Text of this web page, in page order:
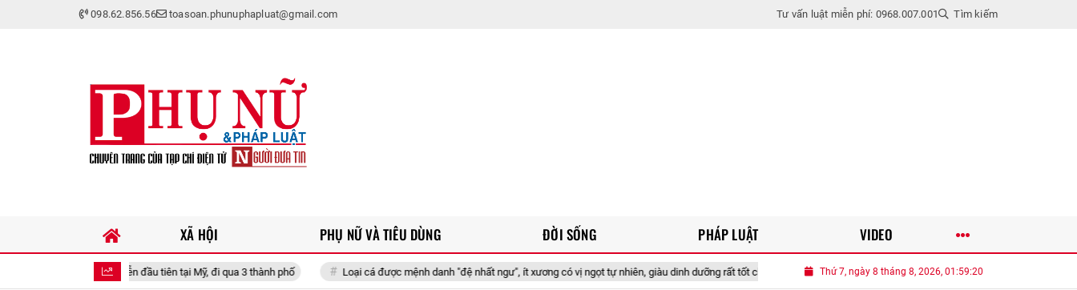
098.62.856.56 toasoan.phunuphapluat@gmail.com Tư vấn luật miễn phí: 0968.007.001 Tìm kiếm
bố tour diễn đầu tiên tại Mỹ, đi qua 3 thành phố Loại cá được mệnh danh "đệ nhất ngư", ít xương có vị ngọt tự nhiên, giàu dinh dưỡng rất tốt cho trẻ U40 ngày nào cũng bị cả họ giục lấy chồng, tôi đánh liều lấy anh
Thứ 7, ngày 8 tháng 8, 2026, 01:59:21
XÃ HỘI PHỤ NỮ VÀ TIÊU DÙNG ĐỜI SỐNG PHÁP LUẬT VIDEO